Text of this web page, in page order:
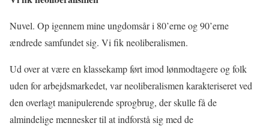
Nuvel. Op igennem mine ungdomsår i 80’erne og 90’erne
ændrede samfundet sig. Vi fik neoliberalismen.
Ud over at være en klassekamp ført imod lønmodtagere og folk
uden for arbejdsmarkedet, var neoliberalismen karakteriseret ved
den overlagt manipulerende sprogbrug, der skulle få de
almindelige mennesker til at indforstå sig med de